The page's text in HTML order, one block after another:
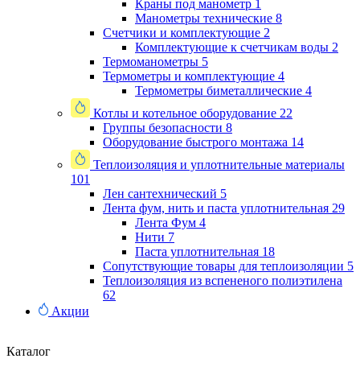
Краны под манометр 1
Манометры технические 8
Счетчики и комплектующие 2
Комплектующие к счетчикам воды 2
Термоманометры 5
Термометры и комплектующие 4
Термометры биметаллические 4
Котлы и котельное оборудование 22
Группы безопасности 8
Оборудование быстрого монтажа 14
Теплоизоляция и уплотнительные материалы
101
Лен сантехнический 5
Лента фум, нить и паста уплотнительная 29
Лента Фум 4
Нити 7
Паста уплотнительная 18
Сопутствующие товары для теплоизоляции 5
Теплоизоляция из вспененого полиэтилена
62
Акции
Каталог